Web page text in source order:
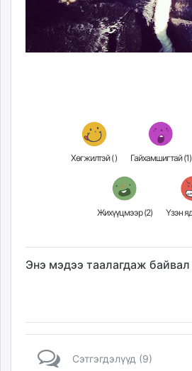
Хөгжилтэй () Гайхамшигтай (1)
Жихүүцмээр (2)
Энэ мэдээ таалагдаж байвал
Сэтгэгдэлүүд (9)